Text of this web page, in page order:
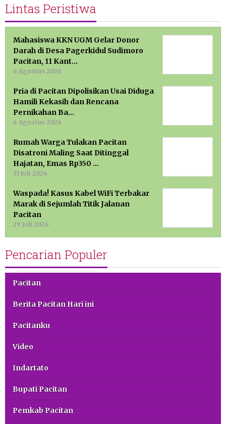
Lintas Peristiwa
Mahasiswa KKN UGM Gelar Donor
Darah di Desa Pagerkidul Sudimoro
Pacitan, 11 Kant…
6 Agustus 2026
Pria di Pacitan Dipolisikan Usai Diduga
Hamili Kekasih dan Rencana
Pernikahan Ba…
4 Agustus 2026
Rumah Warga Tulakan Pacitan
Disatroni Maling Saat Ditinggal
Hajatan, Emas Rp350 …
31 Juli 2026
Waspada! Kasus Kabel WiFi Terbakar
Marak di Sejumlah Titik Jalanan
Pacitan
29 Juli 2026
Pencarian Populer
Pacitan
Berita Pacitan Hari ini
Pacitanku
Video
Indartato
Bupati Pacitan
Pemkab Pacitan